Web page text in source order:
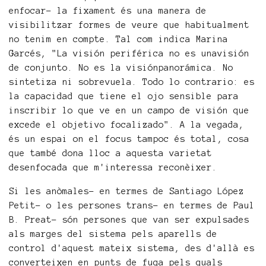
enfocar- la fixament és una manera de
visibilitzar formes de veure que habitualment
no tenim en compte. Tal com indica Marina
Garcés, "La visión periférica no es unavisión
de conjunto. No es la visiónpanorámica. No
sintetiza ni sobrevuela. Todo lo contrario: es
la capacidad que tiene el ojo sensible para
inscribir lo que ve en un campo de visión que
excede el objetivo focalizado". A la vegada,
és un espai on el focus tampoc és total, cosa
que també dona lloc a aquesta varietat
desenfocada que m'interessa reconèixer.
Si les anòmales- en termes de Santiago López
Petit- o les persones trans- en termes de Paul
B. Preat- són persones que van ser expulsades
als marges del sistema pels aparells de
control d'aquest mateix sistema, des d'allà es
converteixen en punts de fuga pels quals